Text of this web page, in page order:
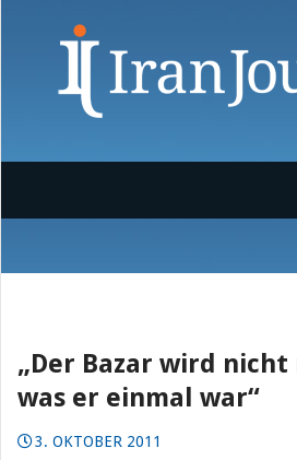
„Der Bazar wird nicht
was er einmal war“
3. OKTOBER 2011